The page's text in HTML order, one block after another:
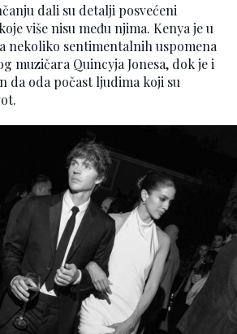
dali su detalji posvećeni
više nisu među njima. Kenya je u
nekoliko sentimentalnih uspomena
muzičara Quincyja Jonesa, dok je i
da oda počast ljudima koji su